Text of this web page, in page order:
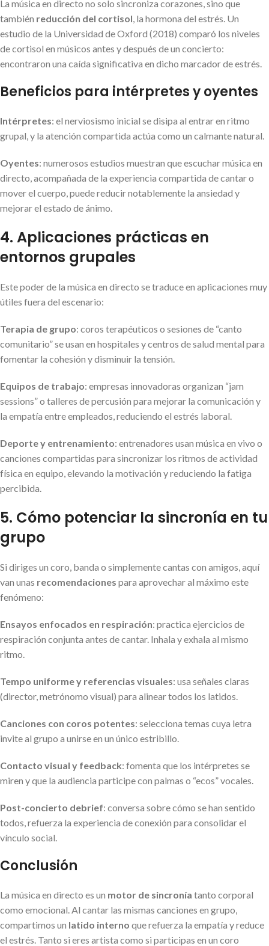
La música en directo no solo sincroniza corazones, sino que
también reducción del cortisol , la hormona del estrés. Un
estudio de la Universidad de Oxford (2018) comparó los niveles
de cortisol en músicos antes y después de un concierto:
encontraron una caída significativa en dicho marcador de estrés.
Beneficios para intérpretes y oyentes
Intérpretes: el nerviosismo inicial se disipa al entrar en ritmo
grupal, y la atención compartida actúa como un calmante natural.
Oyentes: numerosos estudios muestran que escuchar música en
directo, acompañada de la experiencia compartida de cantar o
mover el cuerpo, puede reducir notablemente la ansiedad y
mejorar el estado de ánimo.
4. Aplicaciones prácticas en
entornos grupales
Este poder de la música en directo se traduce en aplicaciones muy
útiles fuera del escenario:
Terapia de grupo: coros terapéuticos o sesiones de “canto
comunitario” se usan en hospitales y centros de salud mental para
fomentar la cohesión y disminuir la tensión.
Equipos de trabajo: empresas innovadoras organizan “jam
sessions” o talleres de percusión para mejorar la comunicación y
la empatía entre empleados, reduciendo el estrés laboral.
Deporte y entrenamiento: entrenadores usan música en vivo o
canciones compartidas para sincronizar los ritmos de actividad
física en equipo, elevando la motivación y reduciendo la fatiga
percibida.
5. Cómo potenciar la sincronía en tu
grupo
Si diriges un coro, banda o simplemente cantas con amigos, aquí
van unas recomendaciones para aprovechar al máximo este
fenómeno:
Ensayos enfocados en respiración: practica ejercicios de
respiración conjunta antes de cantar. Inhala y exhala al mismo
ritmo.
Tempo uniforme y referencias visuales: usa señales claras
(director, metrónomo visual) para alinear todos los latidos.
Canciones con coros potentes: selecciona temas cuya letra
invite al grupo a unirse en un único estribillo.
Contacto visual y feedback: fomenta que los intérpretes se
miren y que la audiencia participe con palmas o “ecos” vocales.
Post-concierto debrief: conversa sobre cómo se han sentido
todos, refuerza la experiencia de conexión para consolidar el
vínculo social.
Conclusión
La música en directo es un motor de sincronía tanto corporal
como emocional. Al cantar las mismas canciones en grupo,
compartimos un latido interno que refuerza la empatía y reduce
el estrés. Tanto si eres artista como si participas en un coro